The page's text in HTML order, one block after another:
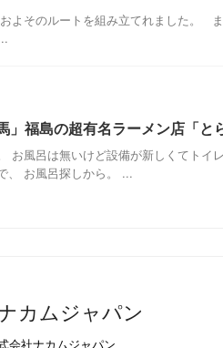
よそのルートを組み立てれました。
福島の超有名ラーメン店「と
お風呂は無いけど設備が新しくてトイ
、 お風呂探しから。 ...
カムジャパン
会社ナカムジャパン